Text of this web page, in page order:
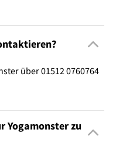
über 01512 0760764
Yogamonster zu